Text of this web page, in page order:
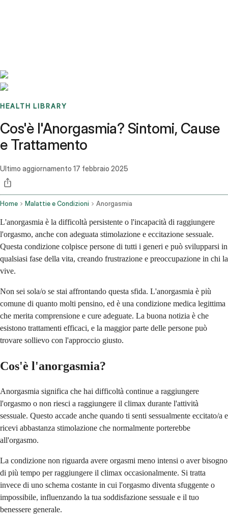
HEALTH LIBRARY
Cos'è l'Anorgasmia? Sintomi, Cause
e Trattamento
Ultimo aggiornamento 17 febbraio 2025
Home Malattie e Condizioni Anorgasmia
L'anorgasmia è la difficoltà persistente o l'incapacità di raggiungere
l'orgasmo, anche con adeguata stimolazione e eccitazione sessuale.
Questa condizione colpisce persone di tutti i generi e può svilupparsi in
qualsiasi fase della vita, creando frustrazione e preoccupazione in chi la
vive.
Non sei sola/o se stai affrontando questa sfida. L'anorgasmia è più
comune di quanto molti pensino, ed è una condizione medica legittima
che merita comprensione e cure adeguate. La buona notizia è che
esistono trattamenti efficaci, e la maggior parte delle persone può
trovare sollievo con l'approccio giusto.
Cos'è l'anorgasmia?
Anorgasmia significa che hai difficoltà continue a raggiungere
l'orgasmo o non riesci a raggiungere il climax durante l'attività
sessuale. Questo accade anche quando ti senti sessualmente eccitato/a e
ricevi abbastanza stimolazione che normalmente porterebbe
all'orgasmo.
La condizione non riguarda avere orgasmi meno intensi o aver bisogno
di più tempo per raggiungere il climax occasionalmente. Si tratta
invece di uno schema costante in cui l'orgasmo diventa sfuggente o
impossibile, influenzando la tua soddisfazione sessuale e il tuo
benessere generale.